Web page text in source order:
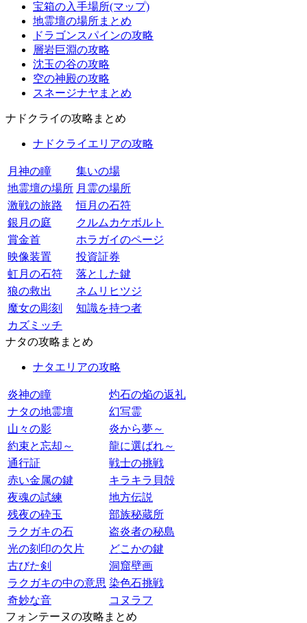
宝箱の入手場所(マップ)
地霊壇の場所まとめ
ドラゴンスパインの攻略
層岩巨淵の攻略
沈玉の谷の攻略
空の神殿の攻略
スネージナヤまとめ
ナドクライの攻略まとめ
ナドクライエリアの攻略
月神の瞳
集いの場
地霊壇の場所 月霊の場所
激戦の旅路
恒月の石符
銀月の庭
クルムカケボルト
賞金首
ホラガイのページ
映像装置
投資証券
虹月の石符
落とした鍵
狼の救出
ネムリヒツジ
魔女の彫刻
知識を持つ者
カズミッチ
ナタの攻略まとめ
ナタエリアの攻略
炎神の瞳
灼石の焔の返礼
ナタの地霊壇
幻写霊
山々の影
炎から夢～
約束と忘却～
龍に選ばれ～
通行証
戦士の挑戦
赤い金属の鍵
キラキラ貝殻
夜魂の試練
地方伝説
残夜の砕玉
部族秘蔵所
ラクガキの石
盗炎者の秘島
光の刻印の欠片
どこかの鍵
古びた剣
洞窟壁画
ラクガキの中の意思 染色石挑戦
奇妙な音
コヌラフ
フォンテーヌの攻略まとめ